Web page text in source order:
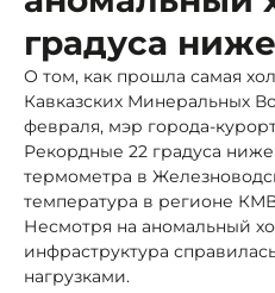
градуса
О том, как прошла самая
Кавказских Минеральных
февраля, мэр города-
Рекордные 22 градуса
термометра в
температура в регионе
Несмотря на аномальный
инфраструктура
нагрузками.